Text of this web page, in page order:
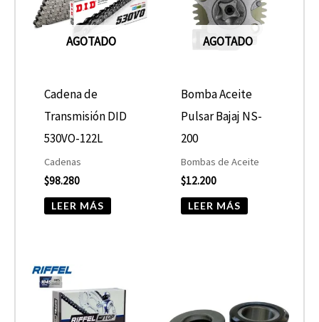
AGOTADO
Cadena de
Transmisión DID
530VO-122L
Cadenas
$98.280
LEER MÁS
AGOTADO
Bomba Aceite
Pulsar Bajaj NS-
200
Bombas de Aceite
$12.200
LEER MÁS